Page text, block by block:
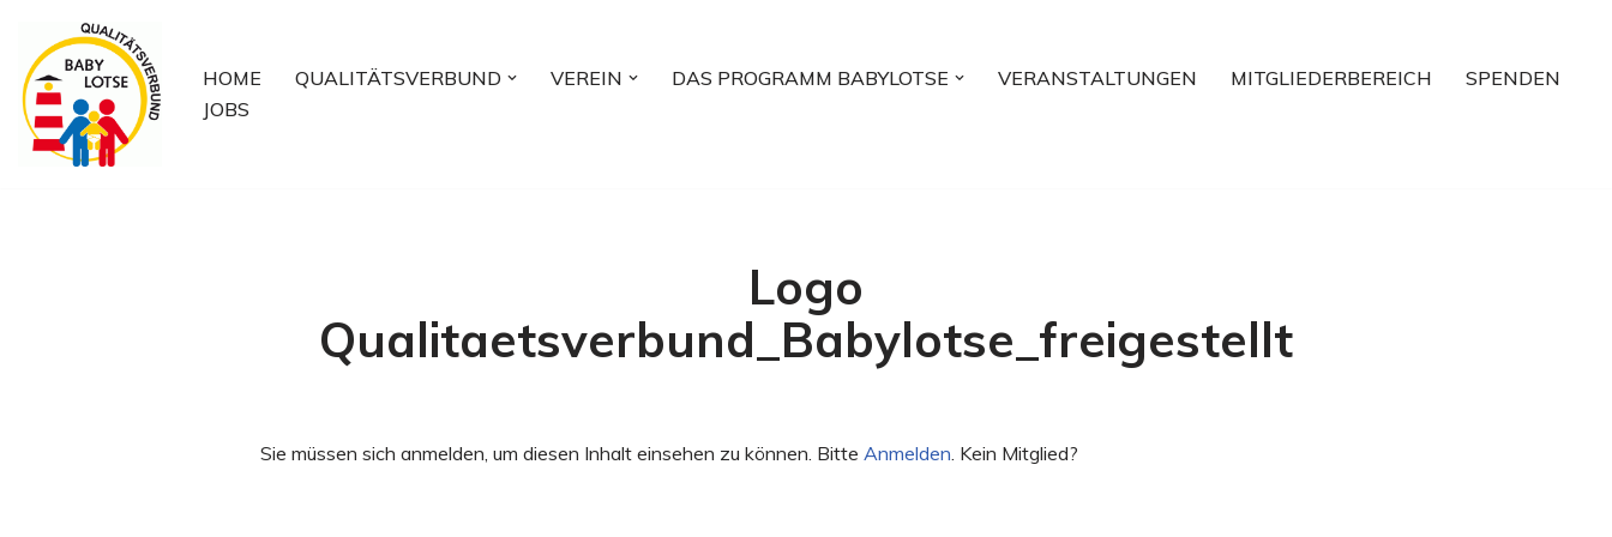
Zum
Inhalt
springen
HOME QUALITÄTSVERBUND VEREIN DAS PROGRAMM BABYLOTSE VERANSTALTUNGEN MITGLIEDERBEREICH
SPENDEN
JOBS
Logo
Qualitaetsverbund_Babylotse_freigestellt
Sie müssen sich anmelden, um diesen Inhalt einsehen zu können. Bitte Anmelden . Kein Mitglied?